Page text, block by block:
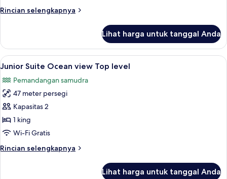
Beach
Rincian selengkapnya
Rincian
Junior
Suite
Ocean
Beach
level
Lihat harga untuk tanggal Anda
Lihat
semua
foto
untuk
Junior
Suite
Ocean
Top
Junior Suite Ocean view Top level |
8
Junior Suite Ocean view Top level
Pemandangan samudra
47 meter persegi
Kapasitas 2
1 king
Wi-Fi Gratis
Rincian selengkapnya
Rincian
Lihat harga untuk tanggal Anda